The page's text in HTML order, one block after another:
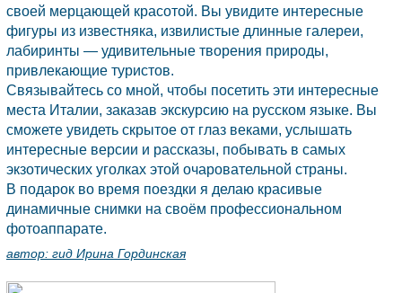
своей мерцающей красотой. Вы увидите интересные
фигуры из известняка, извилистые длинные галереи,
лабиринты — удивительные творения природы,
привлекающие туристов.
Связывайтесь со мной, чтобы посетить эти интересные
места Италии, заказав экскурсию на русском языке. Вы
сможете увидеть скрытое от глаз веками, услышать
интересные версии и рассказы, побывать в самых
экзотических уголках этой очаровательной страны.
В подарок во время поездки я делаю красивые
динамичные снимки на своём профессиональном
фотоаппарате.
автор: гид Ирина Гординская